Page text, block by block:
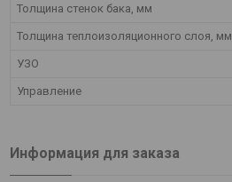
Толщина стенок бака, мм
Толщина теплоизоляционного слоя, мм
УЗО
Управление
Информация для заказа